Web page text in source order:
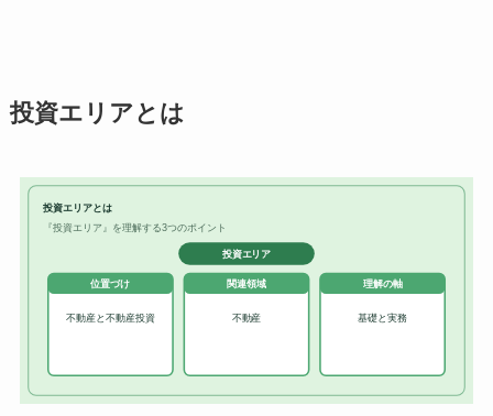
投資エリアとは
投資エリアとは
『投資エリア』を理解する3つのポイント
投資エリア
位置づけ
不動産と不動産投資
関連領域
不動産
理解の軸
基礎と実務